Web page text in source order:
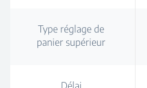
Type réglage de
panier supérieur
Délai